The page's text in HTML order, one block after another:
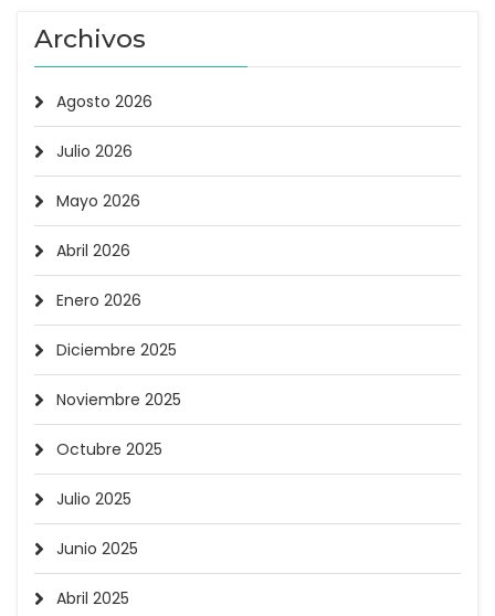
Archivos
Agosto 2026
Julio 2026
Mayo 2026
Abril 2026
Enero 2026
Diciembre 2025
Noviembre 2025
Octubre 2025
Julio 2025
Junio 2025
Abril 2025